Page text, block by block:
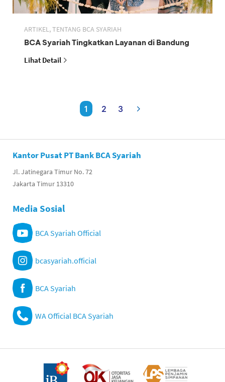
ARTIKEL, TENTANG BCA SYARIAH
BCA Syariah Tingkatkan Layanan di Bandung
Lihat Detail
1 2 3
Kantor Pusat PT Bank BCA Syariah
Jl. Jatinegara Timur No. 72
Jakarta Timur 13310
Media Sosial
BCA Syariah Official
bcasyariah.official
BCA Syariah
WA Official BCA Syariah